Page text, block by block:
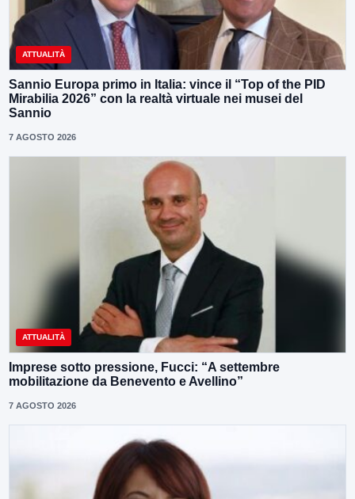
ATTUALITÀ
Sannio Europa primo in Italia: vince il “Top of the PID
Mirabilia 2026” con la realtà virtuale nei musei del
Sannio
7 AGOSTO 2026
ATTUALITÀ
Imprese sotto pressione, Fucci: “A settembre
mobilitazione da Benevento e Avellino”
7 AGOSTO 2026